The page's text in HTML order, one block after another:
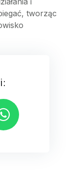
tworząc